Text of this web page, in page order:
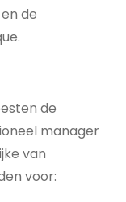
de
de
manager
van
voor: